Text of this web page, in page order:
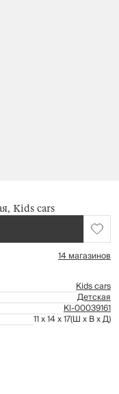
Kids cars
14 магазинов
Kids cars
Детская
Kl-00039161
11 x 14 x 17(Ш x В x Д)